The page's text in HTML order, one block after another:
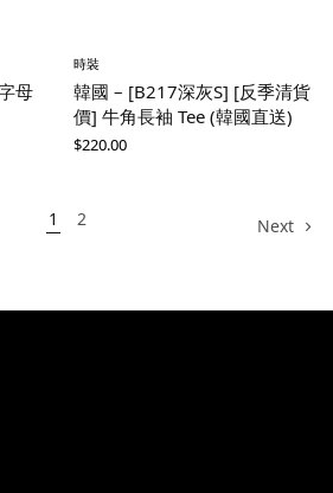
母
時裝
韓國 – [B217深灰S] [反季清貨
價] 牛角長袖 Tee (韓國直送)
$220.00
1 2 Next